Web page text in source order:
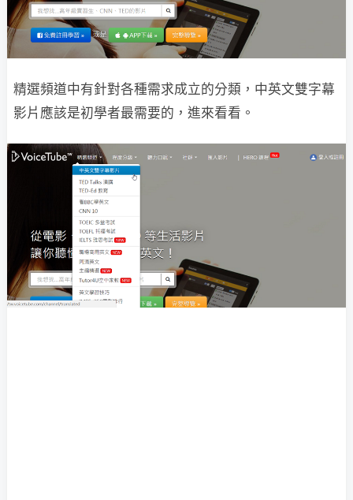
精選頻道中有針對各種需求成立的分類，中英文雙字幕
影片應該是初學者最需要的，進來看看。